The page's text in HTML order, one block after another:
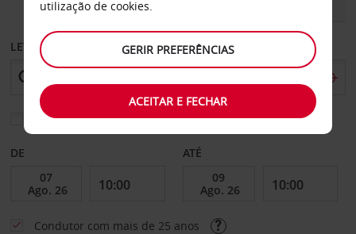
CARRO
LEVANTAR EM
Escolher uma estação de devolução diferente
DE ATÉ
Condutor com mais de 25 anos
utilização de cookies.
GERIR PREFERÊNCIAS
ACEITAR E FECHAR